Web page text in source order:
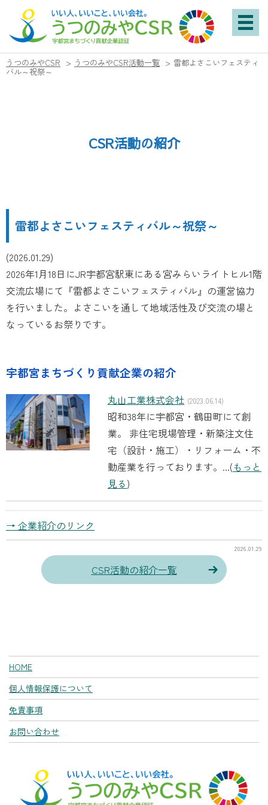
うつのみやCSR > うつのみやCSR活動一覧 > 雷都よさこいフェスティ
バル～祝祭～
CSR活動の紹介
雷都よさこいフェスティバル～祝祭～
(2026.01.29)
2026年1月18日にJR宇都宮駅東にある宮みらいライトヒル1階
交流広場にて『雷都よさこいフェスティバル』の運営協力
を行いました。よさこいを通して地域活性及び交流の場と
なっているお祭りです。
宇都宮まちづくり貢献企業の紹介
丸山工業株式会社 (2023.06.14)
昭和38年に宇都宮・鶴田町にて創
業。 非住宅現場管理・新築注文住
宅（設計・施工）・リフォーム・不
動産業を行っております。...(もっと
見る)
→ 企業紹介のリンク
2026.01.29
CSR活動の紹介一覧
HOME
個人情報保護について
免責事項
お問い合わせ